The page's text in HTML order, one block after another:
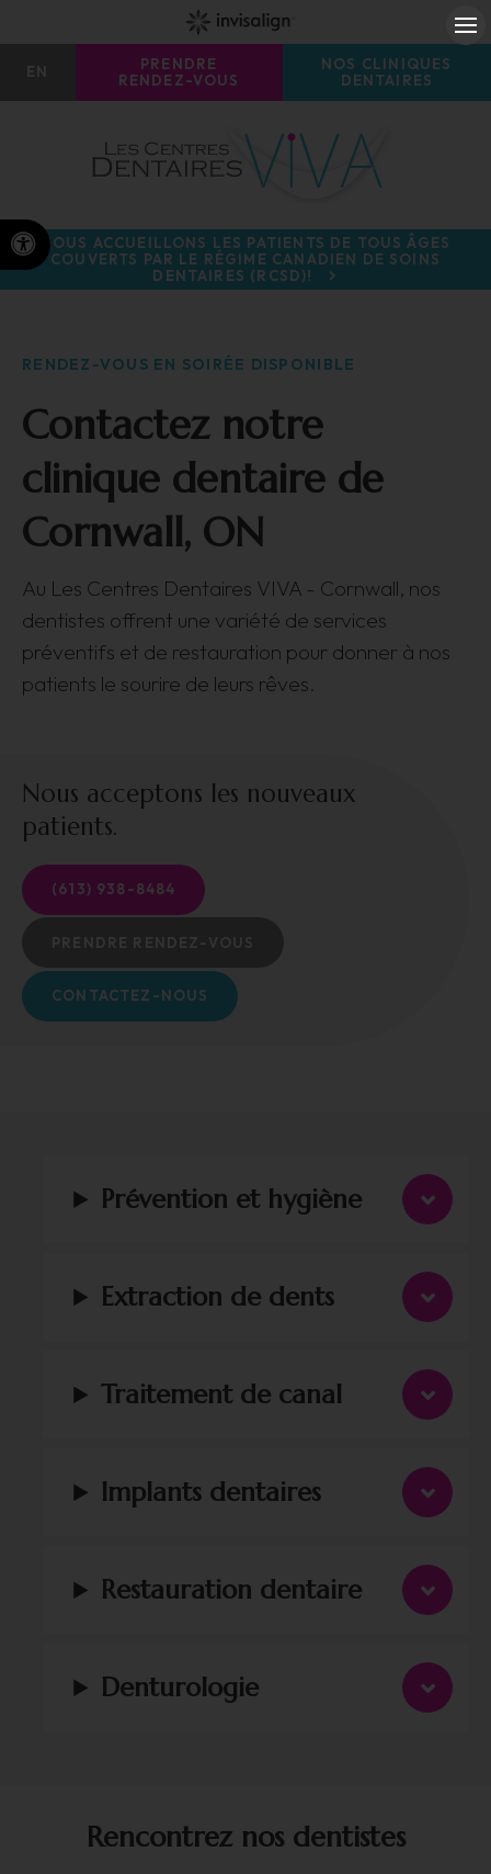
Version accessible
PRENDRE
RENDEZ-VOUS
NOS CLINIQUES
DENTAIRES
NOUS ACCUEILLONS LES PATIENTS DE TOUS ÂGES
COUVERTS PAR LE RÉGIME CANADIEN DE SOINS
DENTAIRES (RCSD)!
RENDEZ-VOUS EN SOIRÉE DISPONIBLE
Contactez notre
clinique dentaire de
Cornwall, ON
Au Les Centres Dentaires VIVA - Cornwall, nos
dentistes offrent une variété de services
préventifs et de restauration pour donner à nos
patients le sourire de leurs rêves.
Nous acceptons les nouveaux
patients.
(613) 938-8484
CONTACTEZ-NOUS
Prévention et hygiène
Extraction de dents
Traitement de canal
Implants dentaires
Restauration dentaire
Denturologie
Rencontrez nos dentistes